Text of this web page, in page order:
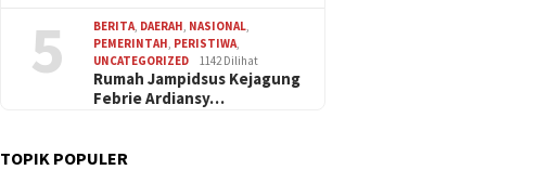
5 BERITA DAERAH NASIONAL
PEMERINTAH PERISTIWA
UNCATEGORIZED
1142 Dilihat
Rumah Jampidsus Kejagung
Febrie Ardiansy…
TOPIK POPULER